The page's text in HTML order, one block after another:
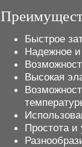
Быстрое
Надежное
Высокая
Простота и